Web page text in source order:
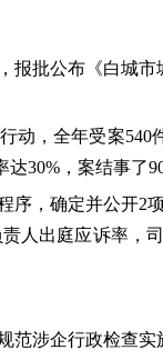
批公布《白城市
全年受案540件
30%，案结事了
确定并公开2
人出庭应诉率，
涉企行政检查实